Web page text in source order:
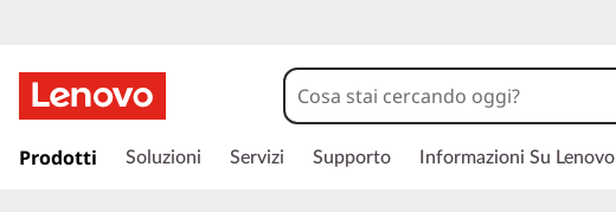
a
Prodotti Soluzioni Servizi Supporto Informazioni Su Lenovo